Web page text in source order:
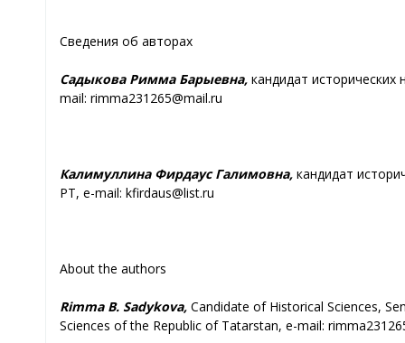
Сведения об авторах
Садыкова Римма Барыевна, кандидат
mail: rimma231265@mail.ru
Калимуллина Фирдаус Галимовна, кандидат
РТ, e-mail: kfirdaus@list.ru
About the authors
RimmaB. Sadykova, Candidate of Historical Sciences,
Sciences of the Republic of Tatarstan, e-mail: